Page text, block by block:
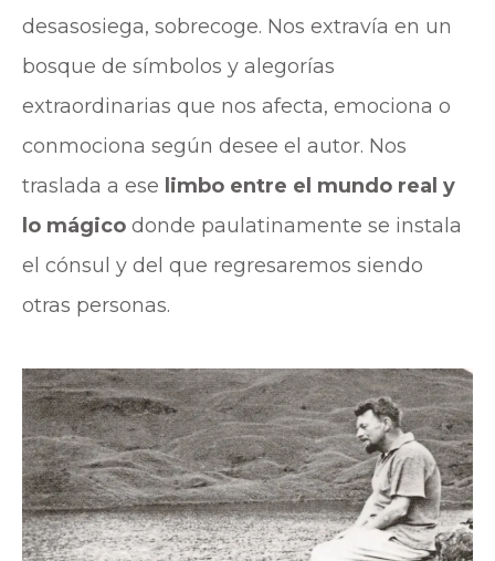
desasosiega, sobrecoge. Nos extravía en un
bosque de símbolos y alegorías
extraordinarias que nos afecta, emociona o
conmociona según desee el autor. Nos
traslada a ese limbo entre el mundo real y
lo mágico donde paulatinamente se instala
el cónsul y del que regresaremos siendo
otras personas.